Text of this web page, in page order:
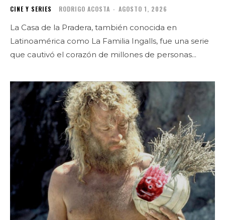
CINE Y SERIES RODRIGO ACOSTA - AGOSTO 1, 2026
La Casa de la Pradera, también conocida en
Latinoamérica como La Familia Ingalls, fue una serie
que cautivó el corazón de millones de personas...